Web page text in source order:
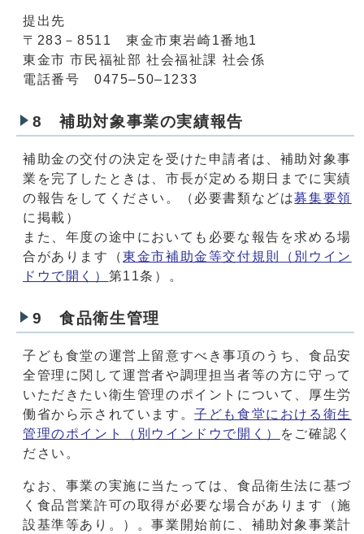
提出先
〒283－8511 東金市東岩崎1番地1
東金市 市民福祉部 社会福祉課 社会係
電話番号 0475–50–1233
8 補助対象事業の実績報告
補助金の交付の決定を受けた申請者は、補助対象事
業を完了したときは、市長が定める期日までに実績
の報告をしてください。（必要書類などは募集要領
に掲載）
また、年度の途中においても必要な報告を求める場
合があります（東金市補助金等交付規則
（別ウイン
ドウで開く） 第11条）。
9 食品衛生管理
子ども食堂の運営上留意すべき事項のうち、食品安
全管理に関して運営者や調理担当者等の方に守って
いただきたい衛生管理のポイントについて、厚生労
働省から示されています。子ども食堂における衛生
管理のポイント
（別ウインドウで開く）
をご確認く
ださい。
なお、事業の実施に当たっては、食品衛生法に基づ
く食品営業許可の取得が必要な場合があります（施
設基準等あり。）。事業開始前に、補助対象事業計